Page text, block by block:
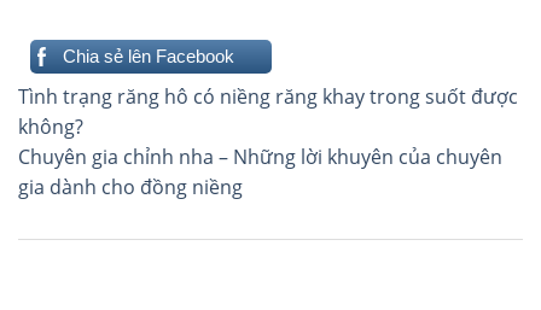
Chia sẻ lên Facebook
Điều
hướng
bài
viết
Tình trạng răng hô có niềng răng khay trong suốt được
không?
Chuyên gia chỉnh nha – Những lời khuyên của chuyên
gia dành cho đồng niềng